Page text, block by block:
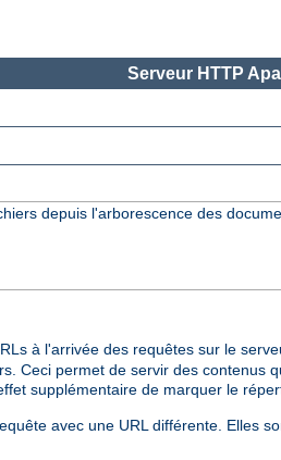
Serveur HTTP
depuis l'arborescence des
à l'arrivée des requêtes sur le
Ceci permet de servir des contenus
supplémentaire de marquer le
avec une URL différente. Elles